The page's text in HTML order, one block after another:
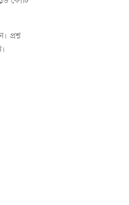
প্রশ্ন